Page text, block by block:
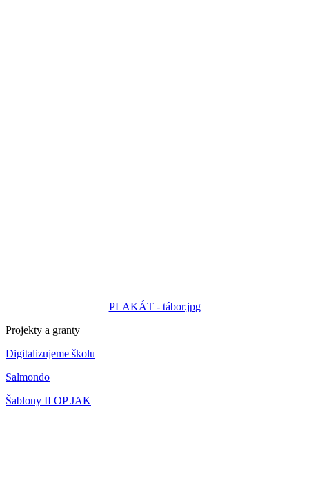
PLAKÁT - tábor.jpg
Projekty a granty
Digitalizujeme školu
Salmondo
Šablony II OP JAK